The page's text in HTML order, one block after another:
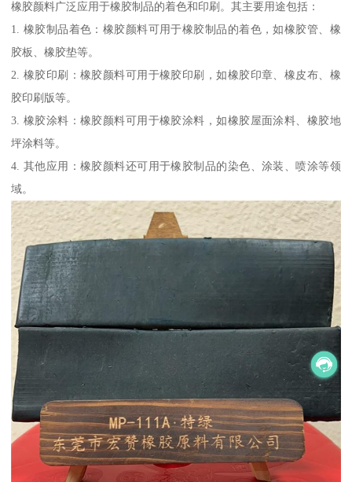
橡胶颜料广泛应用于橡胶制品的着色和印刷。其主要用途包括：
1. 橡胶制品着色：橡胶颜料可用于橡胶制品的着色，如橡胶管、橡
胶板、橡胶垫等。
2. 橡胶印刷：橡胶颜料可用于橡胶印刷，如橡胶印章、橡皮布、橡
胶印刷版等。
3. 橡胶涂料：橡胶颜料可用于橡胶涂料，如橡胶屋面涂料、橡胶地
坪涂料等。
4. 其他应用：橡胶颜料还可用于橡胶制品的染色、涂装、喷涂等领
域。